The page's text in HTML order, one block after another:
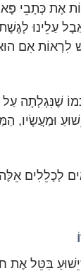
אֶת כְּתָבֵי
עַלֵינוּ
לִרְאוֹת אִם
שֶׁנִּגְלְתָה עַל
וּמַעֲשָׂיו,
לְכָלֵלִים
בִּטֵּל אֶת